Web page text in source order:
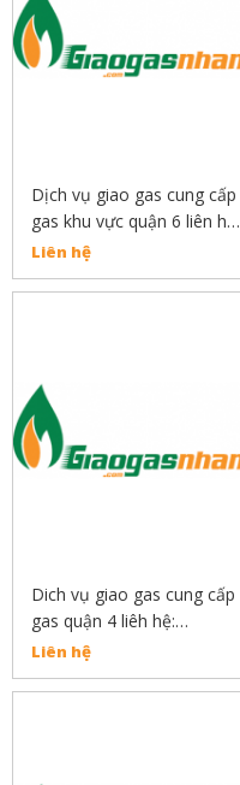
Dịch vụ giao gas cung cấp
gas khu vực quận 6 liên hệ:
0889132919
Liên hệ
Dich vụ giao gas cung cấp
gas quận 4 liêh hệ:
0889132919
Liên hệ